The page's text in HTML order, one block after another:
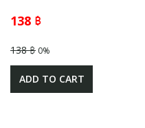
138 ฿
138 ฿ 0%
ADD TO CART